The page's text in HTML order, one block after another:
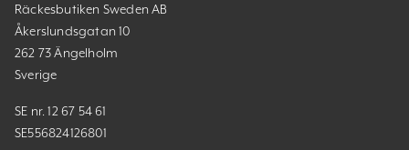
Räckesbutiken Sweden AB
Åkerslundsgatan 10
262 73 Ängelholm
Sverige
SE nr. 12 67 54 61
SE556824126801